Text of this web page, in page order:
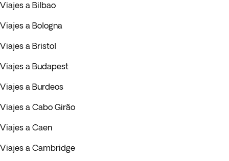
Viajes a Bilbao
Viajes a Bologna
Viajes a Bristol
Viajes a Budapest
Viajes a Burdeos
Viajes a Cabo Girão
Viajes a Caen
Viajes a Cambridge